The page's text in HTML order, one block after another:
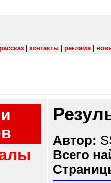
контакты реклама| н
Автор:
Всего